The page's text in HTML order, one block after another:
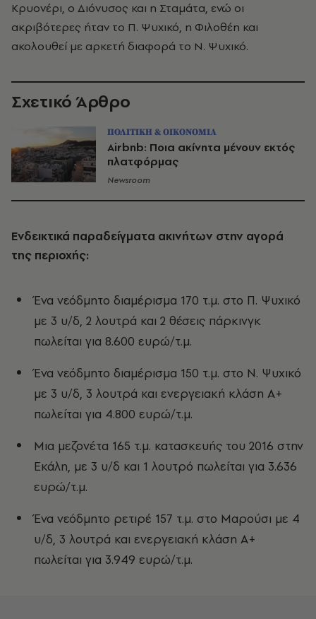
Κρυονέρι, ο Διόνυσος και η Σταμάτα, ενώ οι
ακριβότερες ήταν το Π. Ψυχικό, η Φιλοθέη και
ακολουθεί με αρκετή διαφορά το Ν. Ψυχικό.
Σχετικό Άρθρο
ΠΟΛΙΤΙΚΗ & ΟΙΚΟΝΟΜΙΑ
Airbnb: Ποια ακίνητα μένουν εκτός
πλατφόρμας
Newsroom
Ενδεικτικά παραδείγματα ακινήτων στην αγορά
της περιοχής:
Ένα νεόδμητο διαμέρισμα 170 τ.μ. στο Π. Ψυχικό
με 3 υ/δ, 2 λουτρά και 2 θέσεις πάρκινγκ
πωλείται για 8.600 ευρώ/τ.μ.
Ένα νεόδμητο διαμέρισμα 150 τ.μ. στο Ν. Ψυχικό
με 3 υ/δ, 3 λουτρά και ενεργειακή κλάση Α+
πωλείται για 4.800 ευρώ/τ.μ.
Μια μεζονέτα 165 τ.μ. κατασκευής του 2016 στην
Εκάλη, με 3 υ/δ και 1 λουτρό πωλείται για 3.636
ευρώ/τ.μ.
Ένα νεόδμητο ρετιρέ 157 τ.μ. στο Μαρούσι με 4
υ/δ, 3 λουτρά και ενεργειακή κλάση Α+
πωλείται για 3.949 ευρώ/τ.μ.